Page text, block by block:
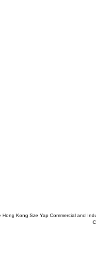
Hong Kong Sze Yap Commercial and